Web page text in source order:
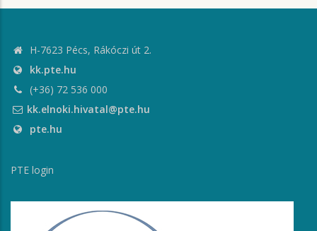
H-7623 Pécs, Rákóczi út 2.
kk.pte.hu
(+36) 72 536 000
kk.elnoki.hivatal@pte.hu
pte.hu
PTE login